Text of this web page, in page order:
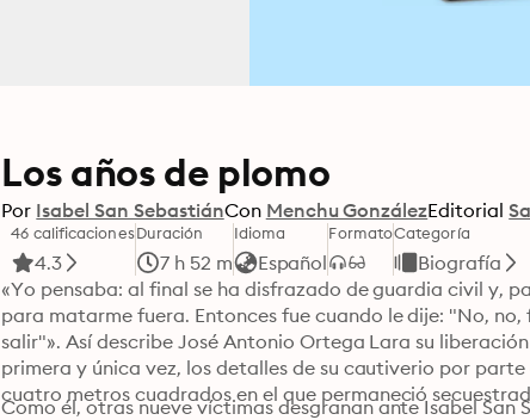
Los años de plomo
Por Isabel San SebastiánCon Menchu GonzálezEditorial
46 calificaciones
4.3
Duración
7 h 52 m
Idioma
Español
FormatoCategoría
Biografía
«Yo pensaba: al final se ha disfrazado de guardia civil y,
para matarme fuera. Entonces fue cuando le dije: "No,
salir"». Así describe José Antonio Ortega Lara su
primera y única vez, los detalles de su cautiverio por
Como él, otras nueve víctimas desgranan ante Isabel San